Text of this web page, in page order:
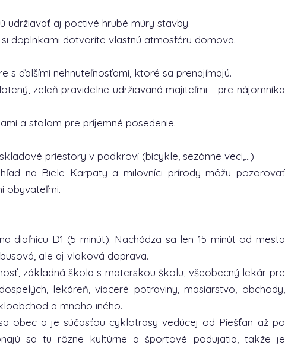
udržiavať aj poctivé hrubé múry stavby.
doplnkami dotvoríte vlastnú atmosféru domova.
s ďalšími nehnuteľnosťami, ktoré sa prenajímajú.
zeleň pravidelne udržiavaná majiteľmi - pre nájomníka
a stolom pre príjemné posedenie.
priestory v podkroví (bicykle, sezónne veci,...)
na Biele Karpaty a milovníci prírody môžu pozorovať
obyvateľmi.
diaľnicu D1 (5 minút). Nachádza sa len 15 minút od mesta
ale aj vlaková doprava.
základná škola s materskou školu, všeobecný lekár pre
lekáreň, viaceré potraviny, mäsiarstvo, obchody,
a mnoho iného.
obec a je súčasťou cyklotrasy vedúcej od Piešťan až po
sa tu rôzne kultúrne a športové podujatia, takže je